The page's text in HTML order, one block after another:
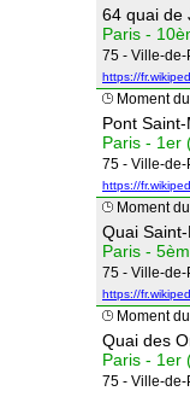
64 quai de
Paris -
75 - Ville-de-
https://
Moment
Pont
Paris - 1er
75 - Ville-de-
https://
Moment
Quai
Paris -
75 - Ville-de-
https://
Moment
Quai des
Paris - 1er
75 - Ville-de-